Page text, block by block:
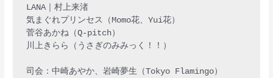
LANA｜村上来渚
気まぐれプリンセス（Momo花、Yui花）
菅谷あかね（Q-pitch）
川上きらら（うさぎのみみっく！！）